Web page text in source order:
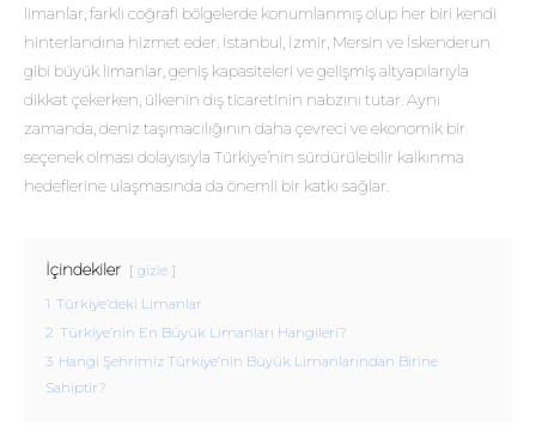
limanlar, farklı coğrafi bölgelerde konumlanmış olup her biri kendi
hinterlandına hizmet eder. İstanbul, İzmir, Mersin ve İskenderun
gibi büyük limanlar, geniş kapasiteleri ve gelişmiş altyapılarıyla
dikkat çekerken, ülkenin dış ticaretinin nabzını tutar. Aynı
zamanda, deniz taşımacılığının daha çevreci ve ekonomik bir
seçenek olması dolayısıyla Türkiye’nin sürdürülebilir kalkınma
hedeflerine ulaşmasında da önemli bir katkı sağlar.
İçindekiler gizle
1 Türkiye’deki Limanlar
2 Türkiye’nin En Büyük Limanları Hangileri?
3 Hangi Şehrimiz Türkiye’nin Büyük Limanlarından Birine
Sahiptir?